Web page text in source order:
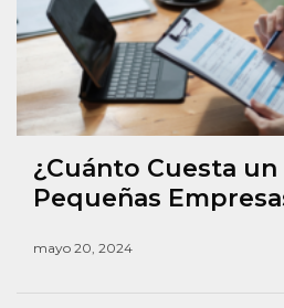
¿Cuánto Cuesta
Pequeñas
mayo 20, 2024